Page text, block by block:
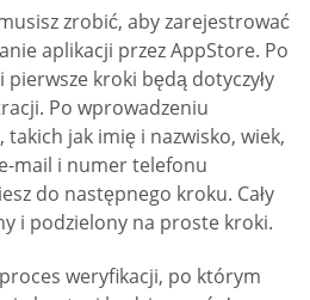
zrobić, aby zarejestrować
aplikacji przez AppStore. Po
kroki będą dotyczyły
Po wprowadzeniu
jak imię i nazwisko, wiek,
mail i numer telefonu
do następnego kroku. Cały
i podzielony na proste kroki.
weryfikacji, po którym